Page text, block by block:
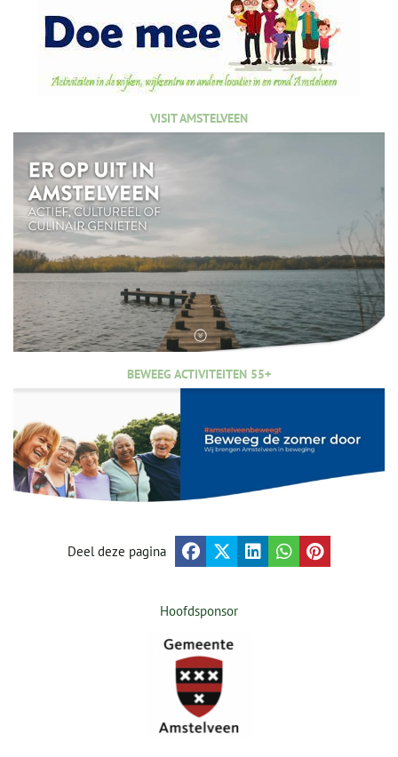
VISIT AMSTELVEEN
BEWEEG ACTIVITEITEN 55+
Deel deze pagina
Hoofdsponsor